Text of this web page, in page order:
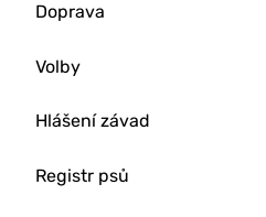
Doprava
Volby
Hlášení závad
Registr psů